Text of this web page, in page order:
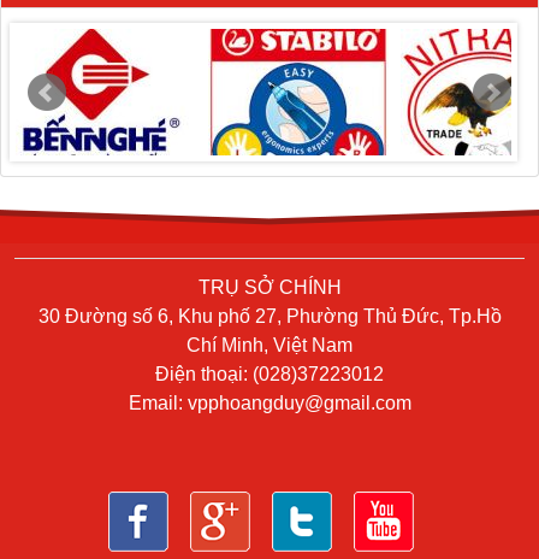
TRỤ SỞ CHÍNH
30 Đường số 6, Khu phố 27, Phường Thủ Đức, Tp.Hồ
Chí Minh, Việt Nam
Điện thoại: (028)37223012
Email: vpphoangduy@gmail.com